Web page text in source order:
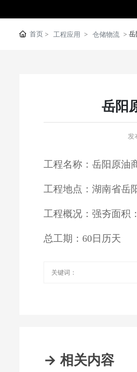
首页 工程应用 仓储物流 岳
岳阳
发
工程名称：岳阳原油
工程地点：湖南省岳
工程概况：强夯面积
总工期：60日历天
关键词：
→ 相关内容